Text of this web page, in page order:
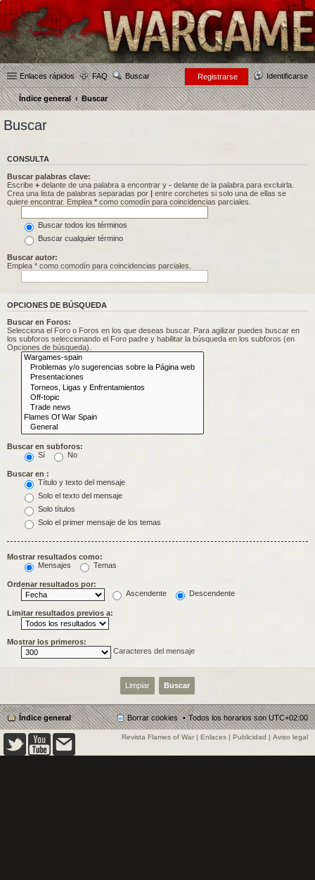
Enlaces rápidos FAQ Buscar Identificarse
Registrarse
Índice general Buscar
Buscar
CONSULTA
Buscar palabras clave:
Escribe + delante de una palabra a encontrar y - delante de la palabra para excluirla.
Crea una lista de palabras separadas por | entre corchetes si solo una de ellas se
quiere encontrar. Emplea * como comodín para coincidencias parciales.
Buscar todos los términos
Buscar cualquier término
Buscar autor:
Emplea * como comodín para coincidencias parciales.
OPCIONES DE BÚSQUEDA
Buscar en Foros:
Selecciona el Foro o Foros en los que deseas buscar. Para agilizar puedes buscar en
los subforos seleccionando el Foro padre y habilitar la búsqueda en los subforos (en
Opciones de búsqueda).
Buscar en subforos:
Sí
No
Buscar en :
Título y texto del mensaje
Solo el texto del mensaje
Solo títulos
Solo el primer mensaje de los temas
Mostrar resultados como:
Mensajes
Temas
Ordenar resultados por:
Ascendente
Descendente
Limitar resultados previos a:
Mostrar los primeros:
Caracteres del mensaje
Índice general Todos los horarios sonUTC+02:00
Borrar cookies
Revista Flames of War | Enlaces | Publicidad | Aviso legal